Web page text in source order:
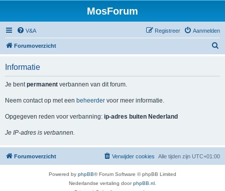
MosForum
V&A Aanmelden
Registreer
Forumoverzicht
Informatie
Je bentpermanent verbannen van dit forum.
Neem contact op met een beheerder voor meer informatie.
Opgegeven reden voor verbanning: ip-adres buiten Nederland
Je IP-adres is verbannen.
Forumoverzicht Alle tijden zijn UTC+01:00
Verwijder cookies
Powered by phpBB® Forum Software © phpBB Limited
Nederlandse vertaling doorphpBB.nl